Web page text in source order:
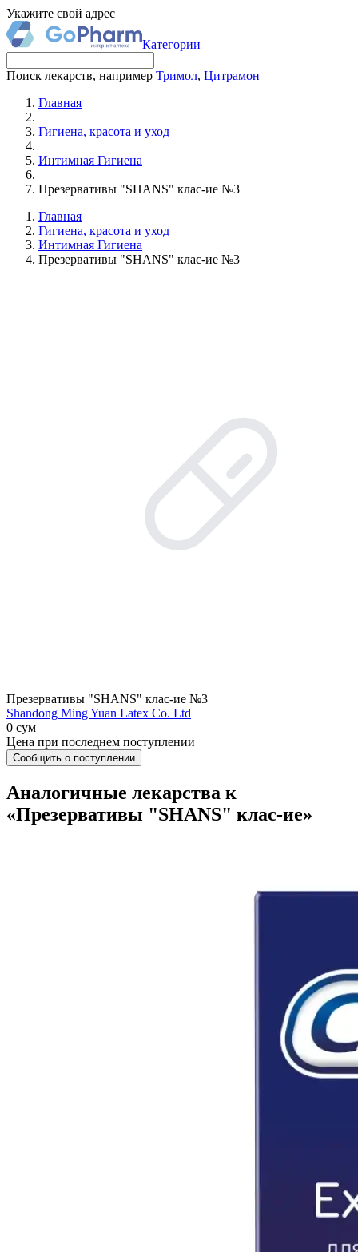
Укажите свой адрес
Категории
Поиск лекарств, например Тримол, Цитрамон
Главная
Гигиена, красота и уход
Интимная Гигиена
Презервативы "SHANS" клас-ие №3
Главная
Гигиена, красота и уход
Интимная Гигиена
Презервативы "SHANS" клас-ие №3
Презервативы "SHANS" клас-ие №3
Shandong Ming Yuan Latex Co. Ltd
0 сум
Цена при последнем поступлении
Сообщить о поступлении
Аналогичные лекарства к
«Презервативы "SHANS" клас-ие»